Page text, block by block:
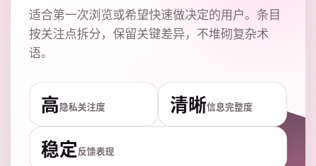
适合第一次浏览或希望快速做决定的用户。条目
按关注点拆分，保留关键差异，不堆砌复杂术
语。
高隐私关注度 清晰信息完整度
稳定反馈表现